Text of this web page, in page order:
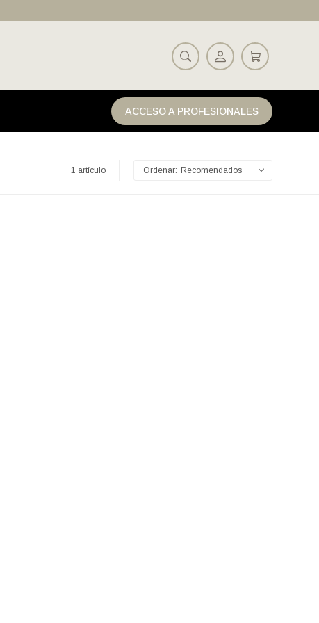
ACCESO A PROFESIONALES
1 artículo Recomendados